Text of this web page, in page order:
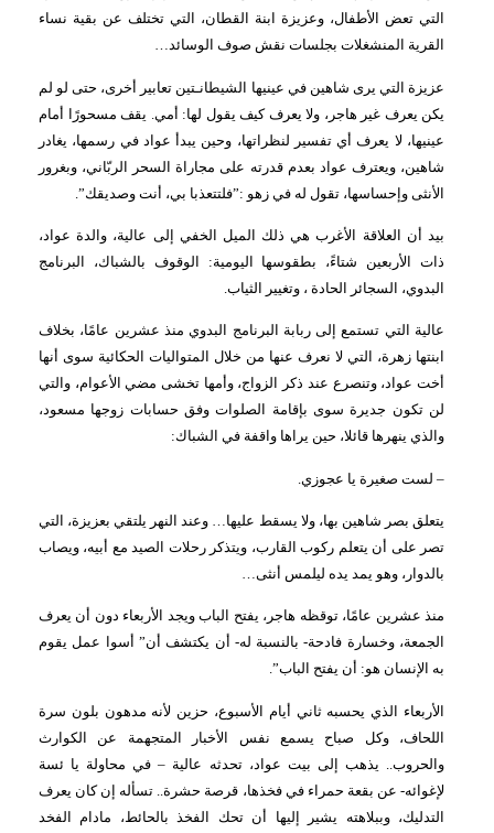
التي تعض الأطفال، وعزيزة ابنة القطان، التي تختلف عن بقية نساء
القرية المنشغلات بجلسات نقش صوف الوسائد…
عزيزة التي يرى شاهين في عينيها الشيطانـتين تعابير أخرى، حتى لو لم
يكن يعرف غير هاجر، ولا يعرف كيف يقول لها: أمي. يقف مسحورًا أمام
عينيها، لا يعرف أي تفسير لنظراتها، وحين يبدأ عواد في رسمها، يغادر
شاهين، ويعترف عواد بعدم قدرته على مجاراة السحر الربّاني، وبغرور
الأنثى وإحساسها، تقول له في زهو :”فلتتعذبا بي، أنت وصديقك”.
بيد أن العلاقة الأغرب هي ذلك الميل الخفي إلى عالية، والدة عواد،
ذات الأربعين شتاءً،
بطقوسها اليومية: الوقوف بالشباك، البرنامج
البدوي، السجائر الحادة ، وتغيير الثياب.
عالية التي تستمع إلى ربابة البرنامج البدوي منذ عشرين عامًا، بخلاف
ابنتها زهرة، التي لا نعرف عنها من خلال المتواليات الحكائية سوى أنها
أخت عواد، وتنصرع عند ذكر الزواج، وأمها تخشى مضي الأعوام، والتي
لن تكون جديرة سوى بإقامة الصلوات وفق حسابات زوجها مسعود،
والذي ينهرها قائلا، حين يراها واقفة في الشباك:
– لست صغيرة يا عجوزي.
يتعلق بصر شاهين بها، ولا يسقط عليها… وعند النهر يلتقي بعزيزة، التي
تصر على أن يتعلم ركوب القارب، ويتذكر رحلات الصيد مع أبيه، ويصاب
بالدوار، وهو يمد يده ليلمس أنثى…
منذ عشرين عامًا، توقظه هاجر، يفتح الباب ويجد الأربعاء دون أن يعرف
الجمعة، وخسارة فادحة- بالنسبة له- أن يكتشف أن” أسوا عمل يقوم
به الإنسان هو: أن يفتح الباب”.
الأربعاء الذي يحسبه ثاني أيام الأسبوع، حزين لأنه مدهون بلون سرة
اللحاف، وكل صباح يسمع نفس الأخبار المتجهمة عن الكوارث
والحروب..
يذهب إلى بيت عواد، تحدثه عالية – في محاولة يا ئسة
لإغوائه- عن بقعة حمراء في فخذها، قرصة حشرة..
تسأله إن كان يعرف
التدليك، وببلاهته يشير إليها أن تحك الفخذ بالحائط، مادام الفخد